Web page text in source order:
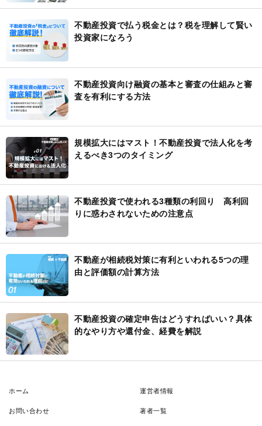
不動産投資で払う税金とは？税を理解して賢い
投資家になろう
不動産投資向け融資の基本と審査の仕組みと審
査を有利にする方法
規模拡大にはマスト！不動産投資で法人化を考
えるべき3つのタイミング
不動産投資で使われる3種類の利回り 高利回
りに惑わされないための注意点
不動産が相続税対策に有利といわれる5つの理
由と評価額の計算方法
不動産投資の確定申告はどうすればいい？具体
的なやり方や還付金、経費を解説
ホーム 運営者情報
お問い合わせ 著者一覧